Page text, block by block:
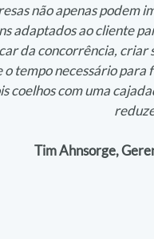
não apenas
adaptados ao cliente
da concorrência, criar
tempo necessário
coelhos com uma
Tim Ahnsorge,